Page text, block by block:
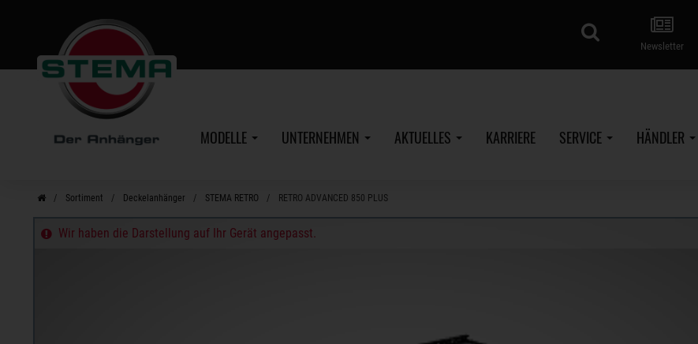
Newsletter
MODELLE UNTERNEHMEN AKTUELLES KARRIERE SERVICE HÄNDLER
Sortiment Deckelanhänger STEMA RETRO RETRO ADVANCED 850 PLUS
Wir haben die Darstellung auf Ihr Gerät angepasst.